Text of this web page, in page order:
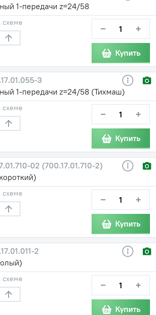
1-передачи z=24/58
схеме − +
Купить
3
1-передачи z=24/58 (Тихмаш)
схеме − +
Купить
02 (700.17.01.710-2)
схеме − +
Купить
2
схеме − +
Купить